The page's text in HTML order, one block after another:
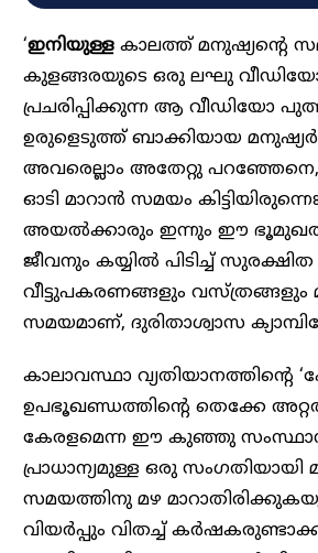
‘ഇനിയുള്ള കാലത്ത് മനുഷ്യൻ്റെ
കുളങ്ങരയുടെ ഒരു ലഘു
പ്രചരിപ്പിക്കുന്ന ആ വീഡിയോ
ഉരുളെടുത്ത് ബാക്കിയായ മനുഷ്യർ
അവരെല്ലാം അതേറ്റു
ഓടി മാറാൻ സമയം
അയൽക്കാരും ഇന്നും ഈ
ജീവനും കയ്യിൽ പിടിച്ച്
വീട്ടുപകരണങ്ങളും വസ്ത്രങ്ങളും
സമയമാണ്, ദുരിതാശ്വാസ
കാലാവസ്ഥാ വ്യതിയാനത്തിൻ്റെ
ഉപഭൂഖണ്ഡത്തിൻ്റെ തെക്കേ
കേരളമെന്ന ഈ കുഞ്ഞു
പ്രാധാന്യമുള്ള ഒരു സംഗതിയായി
സമയത്തിനു മഴ
വിയർപ്പും വിതച്ച്